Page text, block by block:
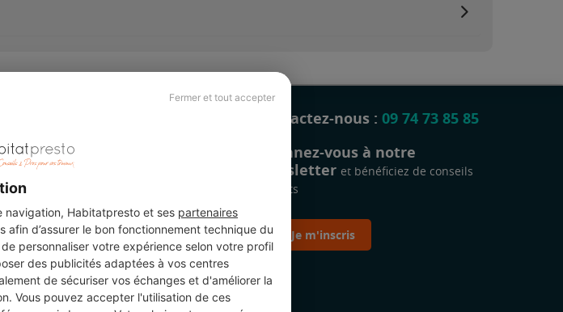
Fermer et tout accepter
navigation, Habitatpresto et ses partenaires
afin d’assurer le bon fonctionnement technique du
personnaliser votre expérience selon votre profil
des publicités adaptées à vos centres
de sécuriser vos échanges et d'améliorer la
Vous pouvez accepter l'utilisation de ces
Légal
Charte cookies
Contactez-nous : 09 74 73 85 85
Abonnez-vous à notre
newsletter et bénéficiez de conseils
gratuits
Je m'inscris